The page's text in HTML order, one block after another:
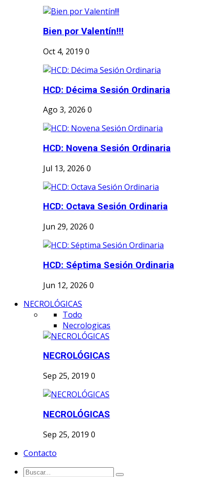
Bien por Valentín!!!
Oct 4, 2019 0
HCD: Décima Sesión Ordinaria
Ago 3, 2026 0
HCD: Novena Sesión Ordinaria
Jul 13, 2026 0
HCD: Octava Sesión Ordinaria
Jun 29, 2026 0
HCD: Séptima Sesión Ordinaria
Jun 12, 2026 0
NECROLÓGICAS
Todo
Necrologicas
NECROLÓGICAS
Sep 25, 2019 0
NECROLÓGICAS
Sep 25, 2019 0
Contacto